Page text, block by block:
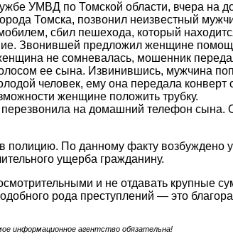
УМВД по Томской области, вчера
Томска, позвонил неизвестный
сбил пешехода, который
Звонившей предложил женщине
не сомневалась, мошенник
ее сына. Извинившись, мужчина
человек, ему она передала
женщине положить трубку.
на домашний телефон сына.
По данному факту возбуждено
ущерба гражданину.
и не отдавать крупные
рода преступлений — это
информационное агентство обязательна!